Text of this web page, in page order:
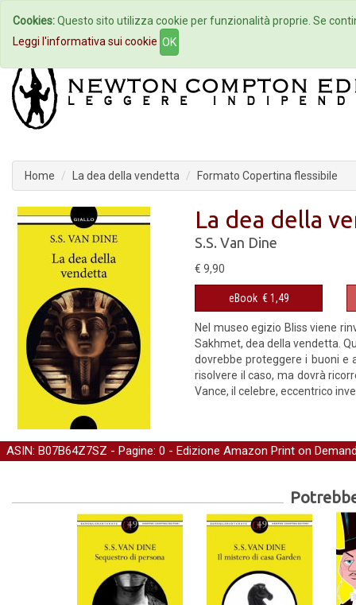
Home Autori Eventi
Home La dea della vendetta Formato Copertina flessibile
La dea della
S.S. Van Dine
€ 9,90
eBook € 1,49
Nel museo egizio Bliss viene
Sakhmet, dea della vendetta.
dovrebbe proteggere i buoni e
risolvere il caso, ma dovrà
Vance, il celebre, eccentrico
ASIN: B07B64Z7SZ - Pagine: 0 - Edizione Amazon Print on
Cookies:Questo sito utilizza cookie per funzionalità proprie. Se
Leggi l'informativa sui cookie OK